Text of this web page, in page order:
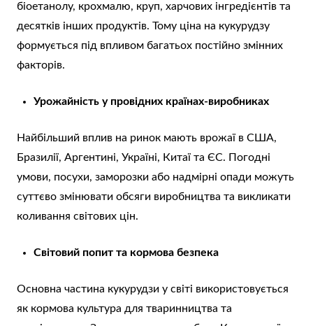
біоетанолу, крохмалю, круп, харчових інгредієнтів та
десятків інших продуктів. Тому ціна на кукурудзу
формується під впливом багатьох постійно змінних
факторів.
Урожайність у провідних країнах-виробниках
Найбільший вплив на ринок мають врожаї в США,
Бразилії, Аргентині, Україні, Китаї та ЄС. Погодні
умови, посухи, заморозки або надмірні опади можуть
суттєво змінювати обсяги виробництва та викликати
коливання світових цін.
Світовий попит та кормова безпека
Основна частина кукурудзи у світі використовується
як кормова культура для тваринництва та